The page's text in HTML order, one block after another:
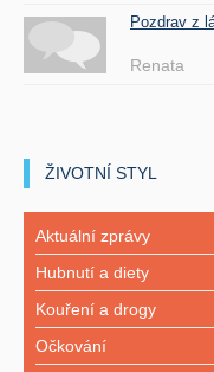
Pozdrav z
Renata
ŽIVOTNÍ STYL
Aktuální zprávy
Hubnutí a diety
Kouření a drogy
Očkování